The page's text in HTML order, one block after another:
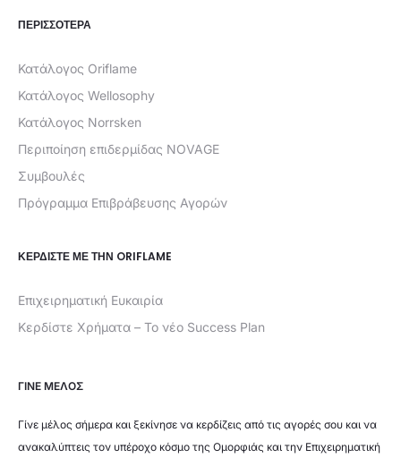
ΠΕΡΙΣΣΟΤΕΡΑ
Κατάλογος Oriflame
Κατάλογος Wellosophy
Κατάλογος Norrsken
Περιποίηση επιδερμίδας NOVAGE
Συμβουλές
Πρόγραμμα Επιβράβευσης Αγορών
ΚΕΡΔΊΣΤΕ ΜΕ ΤΗΝ ORIFLAME
Επιχειρηματική Ευκαιρία
Κερδίστε Χρήματα – Το νέο Success Plan
ΓΙΝΕ ΜΕΛΟΣ
Γίνε μέλος σήμερα και ξεκίνησε να κερδίζεις από τις αγορές σου και να
ανακαλύπτεις τον υπέροχο κόσμο της Ομορφιάς και την Επιχειρηματική